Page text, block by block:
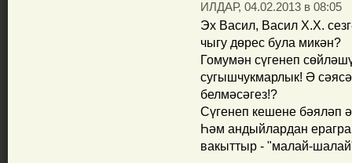
ИЛДАР, 04.02.2013 в 08:05
Эх Васил, Васил Х.Х.
чыгу дөрес була микән?
Гомумән сүгенеп
сугышчукмарлык! Ә
белмәсәгез!?
Сүгенеп кешене бәяләп
Һәм андыйлардан
вакыттыр - "малай-